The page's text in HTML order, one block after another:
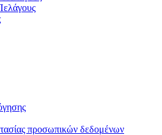
προσωπικών δεδομένων